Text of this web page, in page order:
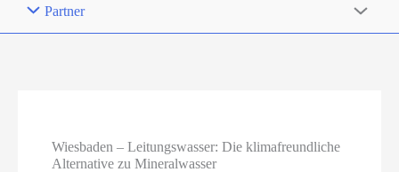
Partner
Wiesbaden – Leitungswasser: Die klimafreundliche
Alternative zu Mineralwasser